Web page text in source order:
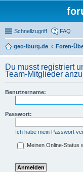
Schnellzugriff FAQ
geo-iburg.de
Foren-
Du musst registriert
Team-Mitglieder
Benutzername:
Passwort:
Ich habe mein Passwort
Meinen Online-Status